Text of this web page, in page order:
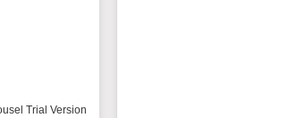
Trial Version